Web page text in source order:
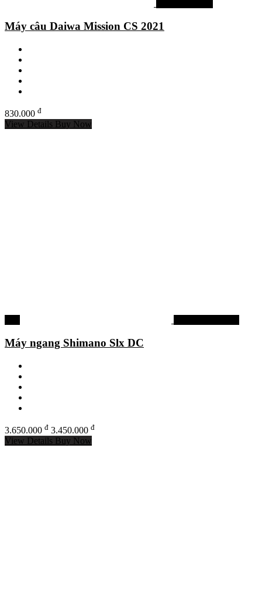
Máy câu Daiwa Mission CS 2021
830.000 đ
View Details Buy Now
Máy ngang Shimano Slx DC
3.650.000 đ 3.450.000 đ
View Details Buy Now